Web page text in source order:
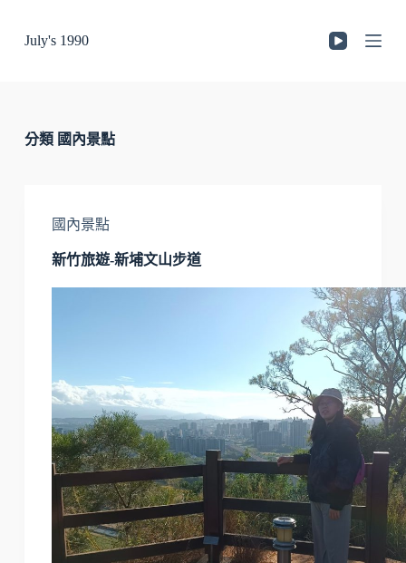
至
容
July's 1990
分類國內景點
國內景點
新竹旅遊-新埔文山步道